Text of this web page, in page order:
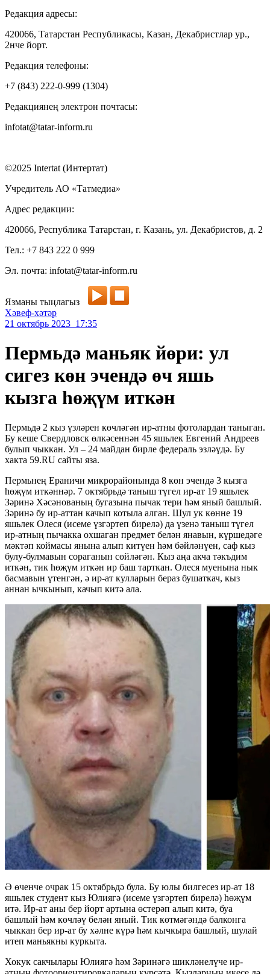
Редакция адресы:
420066, Татарстан Республикасы, Казан, Декабристлар ур.,
2нче йорт.
Редакция телефоны:
+7 (843) 222-0-999 (1304)
Редакциянең электрон почтасы:
infotat@tatar-inform.ru
©2025 Intertat (Интертат)
Учредитель АО «Татмедиа»
Адрес редакции:
420066, Республика Татарстан, г. Казань, ул. Декабристов, д. 2
Тел.: +7 843 222 0 999
Эл. почта: infotat@tatar-inform.ru
Язманы тыңлагыз
Хәвеф-хәтәр
21 октябрь 2023 17:35
Пермьдә маньяк йөри: ул
сигез көн эчендә өч яшь
кызга һөҗүм иткән
Пермьдә 2 кыз үзләрен көчләгән ир-атны фотолардан таныган.
Бу кеше Свердловск өлкәсеннән 45 яшьлек Евгений Андреев
булып чыккан. Ул – 24 майдан бирле федераль эзләүдә. Бу
хакта 59.RU сайты яза.
Пермьнең Ераничи микрорайонында 8 көн эчендә 3 кызга
һөҗүм иткәннәр. 7 октябрьдә таныш түгел ир-ат 19 яшьлек
Зәринә Хәсәнованың бугазына пычак тери һәм яный башлый.
Зәринә бу ир-аттан качып котыла алган. Шул ук көнне 19
яшьлек Олеся (исеме үзгәртеп бирелә) да үзенә таныш түгел
ир-атның пычакка охшаган предмет белән янавын, күршедәге
мәктәп коймасы янына алып китүен һәм бәйләнүен, саф кыз
булу-булмавын сораганын сөйләгән. Кыз аңа акча тәкъдим
иткән, тик һөҗүм иткән ир баш тарткан. Олеся муенына нык
басмавын үтенгән, ә ир-ат кулларын бераз бушаткач, кыз
аннан ычкынып, качып китә ала.
Ә өченче очрак 15 октябрьдә була. Бу юлы билгесез ир-ат 18
яшьлек студент кыз Юлиягә (исеме үзгәртеп бирелә) һөҗүм
итә. Ир-ат аны бер йорт артына өстерәп алып китә, буа
башлый һәм көчләү белән яный. Тик көтмәгәндә балконга
чыккан бер ир-ат бу хәлне күрә һәм кычкыра башлый, шулай
итеп маньякны куркыта.
Хокук сакчылары Юлиягә һәм Зәринәгә шикләнелүче ир-